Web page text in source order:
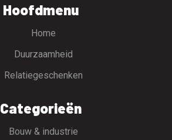
Hoofdmenu
Home
Duurzaamheid
Relatiegeschenken
Categorieën
Bouw & industrie